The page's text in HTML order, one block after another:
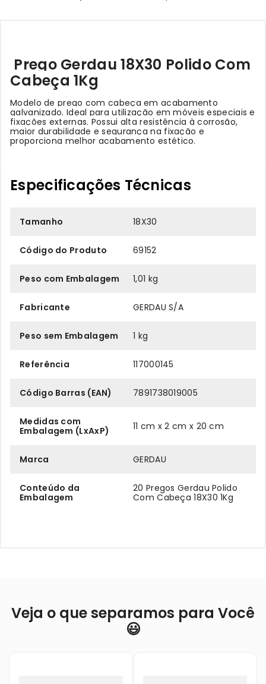
Prego Gerdau 18X30 Polido Com
Cabeça 1Kg
Modelo de prego com cabeça em acabamento
galvanizado. Ideal para utilização em móveis especiais e
fixações externas. Possui alta resistência à corrosão,
maior durabilidade e segurança na fixação e
proporciona melhor acabamento estético.
Especificações Técnicas
Tamanho 18X30
Código do Produto 69152
Peso com Embalagem 1,01 kg
Fabricante GERDAU S/A
Peso sem Embalagem 1 kg
Referência 117000145
Código Barras (EAN) 7891738019005
Medidas com
Embalagem (LxAxP)
11 cm x 2 cm x 20 cm
Marca GERDAU
Conteúdo da
Embalagem
20 Pregos Gerdau Polido
Com Cabeça 18X30 1Kg
Veja o que separamos para Você
😃